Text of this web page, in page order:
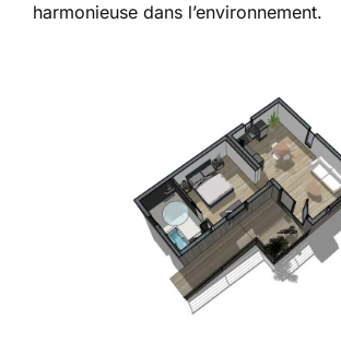
harmonieuse dans l’environnement.